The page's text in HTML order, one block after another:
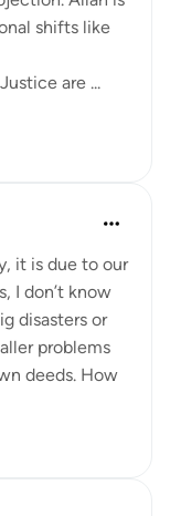
shifts like
are ...
it is due to our
I don’t know
disasters or
problems
deeds. How